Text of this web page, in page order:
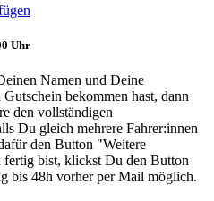
Uhr
Namen und Deine
bekommen hast, dann
den vollständigen
Du gleich mehrere Fahrer:innen
den Button "Weitere
bist, klickst Du den Button
bis 48h vorher per Mail möglich.